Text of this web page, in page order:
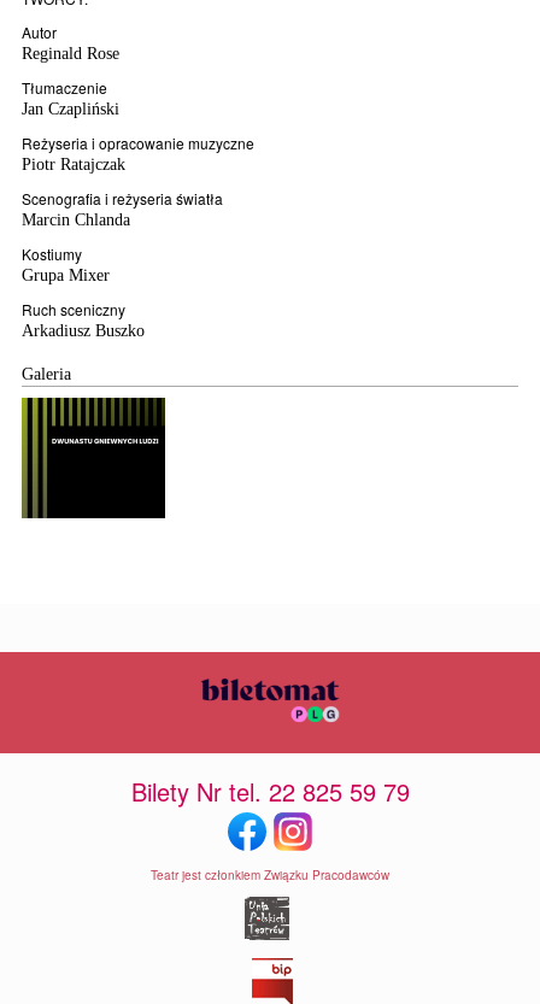
Autor
Reginald Rose
Tłumaczenie
Jan Czapliński
Reżyseria i opracowanie muzyczne
Piotr Ratajczak
Scenografia i reżyseria światła
Marcin Chlanda
Kostiumy
Grupa Mixer
Ruch sceniczny
Arkadiusz Buszko
Galeria
Bilety Nr tel. 22 825 59 79
Teatr jest członkiem Związku Pracodawców